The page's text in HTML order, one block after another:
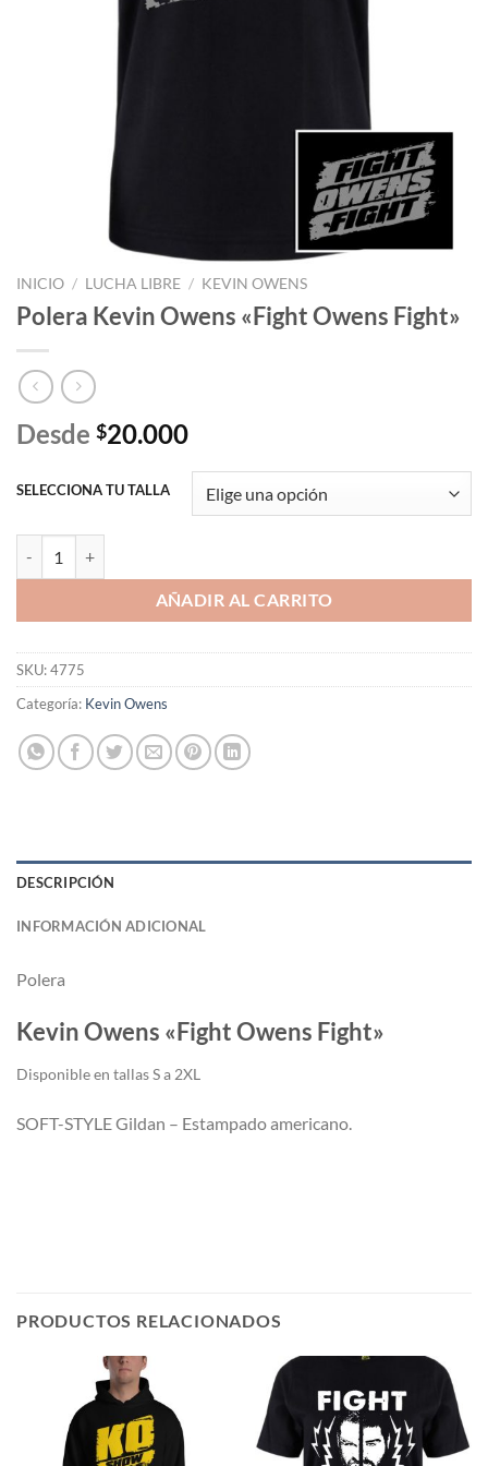
INICIO / LUCHA LIBRE / KEVIN OWENS
Polera Kevin Owens «Fight Owens Fight»
Desde $20.000
SELECCIONA TU TALLA
AÑADIR AL CARRITO
SKU:4775
Categoría: Kevin Owens
DESCRIPCIÓN
INFORMACIÓN ADICIONAL
Polera
Kevin Owens «Fight Owens Fight»
Disponible en tallas S a 2XL
SOFT-STYLE Gildan – Estampado americano.
PRODUCTOS RELACIONADOS